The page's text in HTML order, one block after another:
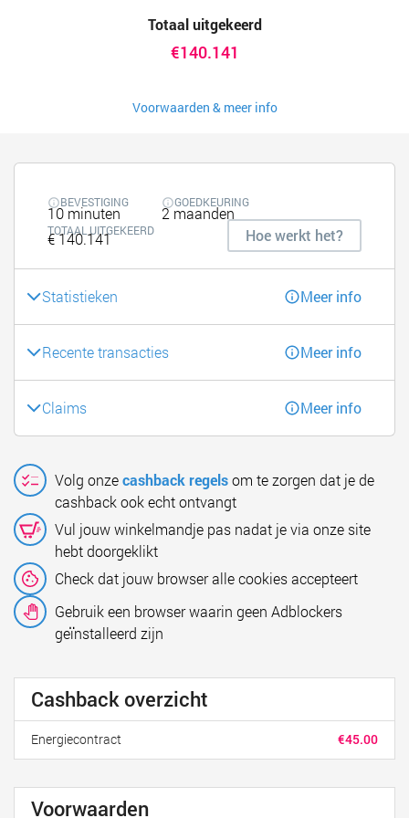
Totaal uitgekeerd
€140.141
Voorwaarden & meer info
BEVESTIGING
10 minuten
GOEDKEURING
2 maanden
TOTAAL UITGEKEERD
€ 140.141 Hoe werkt het?
Statistieken Meer info
Recente transacties Meer info
Claims Meer info
Volg onzecashback regelsom te zorgen dat je de
cashback ook echt ontvangt
Vul jouw winkelmandje pas nadat je via onze site
hebt doorgeklikt
Check dat jouw browser alle cookies accepteert
Gebruik een browser waarin geen Adblockers
geïnstalleerd zijn
Cashback overzicht
€45.00
Energiecontract
Voorwaarden